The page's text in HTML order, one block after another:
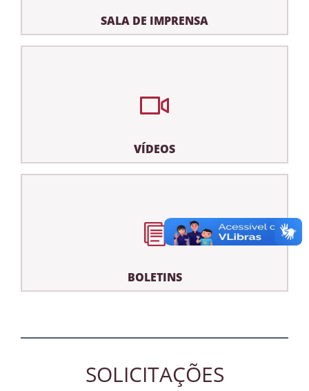
SALA DE IMPRENSA
VÍDEOS
BOLETINS
SOLICITAÇÕES